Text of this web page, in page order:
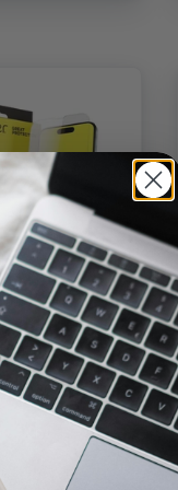
9
15 Skärmskydd
pris